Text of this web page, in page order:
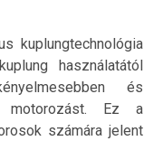
kuplungtechnológia
használatától
és
motorozást. Ez a
számára jelent